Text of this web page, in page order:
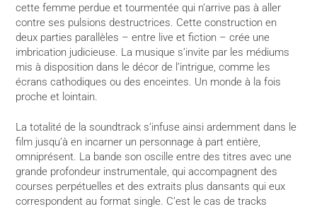
cette femme perdue et tourmentée qui n’arrive pas à aller
contre ses pulsions destructrices. Cette construction en
deux parties parallèles – entre live et fiction – crée une
imbrication judicieuse. La musique s’invite par les médiums
mis à disposition dans le décor de l’intrigue, comme les
écrans cathodiques ou des enceintes. Un monde à la fois
proche et lointain.
La totalité de la soundtrack s’infuse ainsi ardemment dans le
film jusqu’à en incarner un personnage à part entière,
omniprésent. La bande son oscille entre des titres avec une
grande profondeur instrumentale, qui accompagnent des
courses perpétuelles et des extraits plus dansants qui eux
correspondent au format single. C’est le cas de tracks